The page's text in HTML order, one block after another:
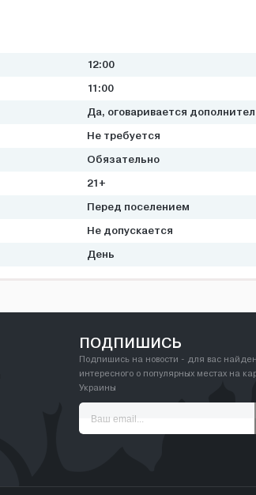
12:00
11:00
Да, оговаривается
Не требуется
Обязательно
21+
Перед поселением
Не допускается
День
ПОДПИШИСЬ
Подпишись на новости - для вас
интересного о популярных местах на
Украины